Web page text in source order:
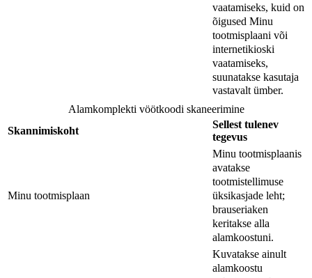
vaatamiseks, kuid on
õigused Minu
tootmisplaani või
internetikioski
vaatamiseks,
suunatakse kasutaja
vastavalt ümber.
Alamkomplekti vöötkoodi skaneerimine
Skannimiskoht
Sellest tulenev
tegevus
Minu tootmisplaan
Minu tootmisplaanis
avatakse
tootmistellimuse
üksikasjade leht;
brauseriaken
keritakse alla
alamkoostuni.
Kuvatakse ainult
alamkoostu